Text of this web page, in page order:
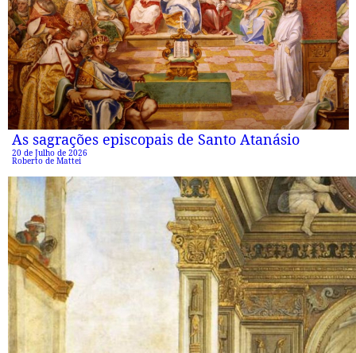
As sagrações episcopais de Santo Atanásio
20 de Julho de 2026
Roberto de Mattei